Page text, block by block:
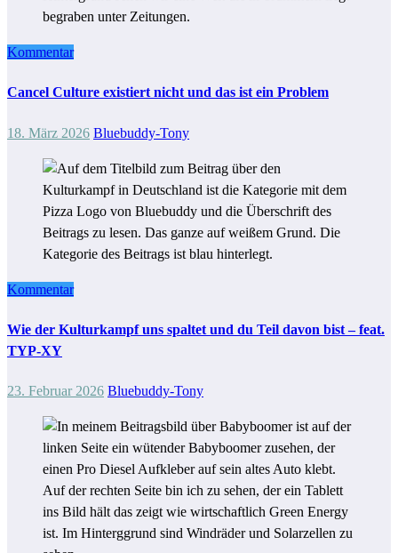
Kommentar
Cancel Culture existiert nicht und das ist ein Problem
18. März 2026 Bluebuddy-Tony
Kommentar
Wie der Kulturkampf uns spaltet und du Teil davon bist – feat.
TYP-XY
23. Februar 2026 Bluebuddy-Tony